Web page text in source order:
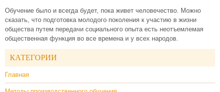
Обучение было и всегда будет, пока живет человечество. Можно
сказать, что подготовка молодого поколения к участию в жизни
общества путем передачи социального опыта есть неотъемлемая
общественная функция во все времена и у всех народов.
КАТЕГОРИИ
Главная